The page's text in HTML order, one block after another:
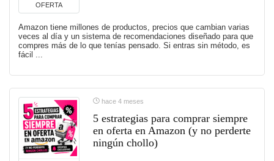
OFERTA
Amazon tiene millones de productos, precios que cambian varias
veces al día y un sistema de recomendaciones diseñado para que
compres más de lo que tenías pensado. Si entras sin método, es
fácil ...
hace 4 meses
5 estrategias para comprar siempre
en oferta en Amazon (y no perderte
ningún chollo)